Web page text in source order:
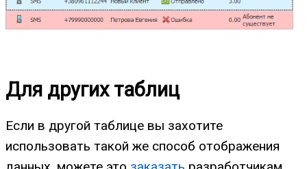
Для других таблиц
Если в другой таблице вы захотите
использовать такой же способ отображения